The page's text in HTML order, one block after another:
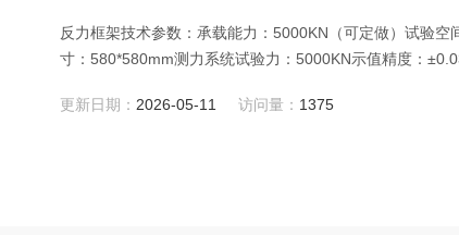
反力框架技术参数：承载能力：5000KN（可定做）试验
寸：580*580mm测力系统试验力：5000KN示值精度：
更新日期： 2026-05-11 访问量： 1375